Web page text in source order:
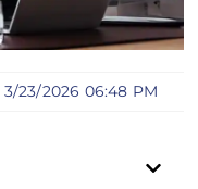
3/23/2026 06:48 PM